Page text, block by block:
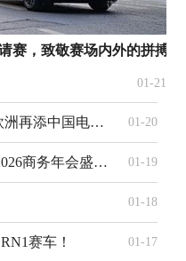
赛，致敬赛场内外的拼搏
01-21
创维汽车亮相布鲁塞尔车展 欧洲再添中国电动新力量 01-20
奇心共盈 创变骉升 奇瑞汽车2026商务年会盛大召开 01-19
01-18
赛车！ 01-17